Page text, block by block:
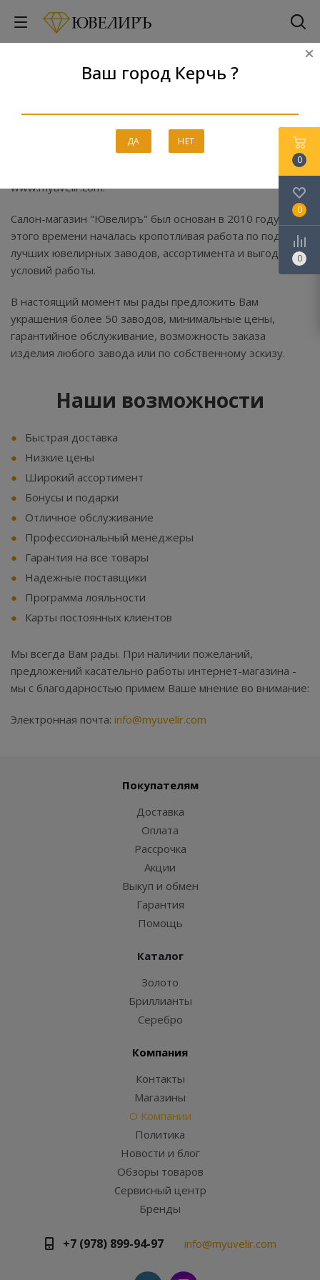
Ваш город Керчь ?
ДА НЕТ
О компании
Главная - О компании
www.myuvelir.com.
Салон-магазин "Ювелиръ" был основан в 2010 году и с
этого времени началась кропотливая работа по подбору
лучших ювелирных заводов, ассортимента и выгодных
условий работы.
В настоящий момент мы рады предложить Вам
украшения более 50 заводов, минимальные цены,
гарантийное обслуживание, возможность заказа
изделия любого завода или по собственному эскизу.
Наши возможности
Быстрая доставка
Низкие цены
Широкий ассортимент
Бонусы и подарки
Отличное обслуживание
Профессиональный менеджеры
Гарантия на все товары
Надежные поставщики
Программа лояльности
Карты постоянных клиентов
Мы всегда Вам рады. При наличии пожеланий,
предложений касательно работы интернет-магазина -
мы с благодарностью примем Ваше мнение во внимание:
Электронная почта: info@myuvelir.com
Покупателям
Доставка
Оплата
Рассрочка
Акции
Выкуп и обмен
Гарантия
Помощь
Каталог
Золото
Бриллианты
Серебро
Компания
Контакты
Магазины
О Компании
Политика
Новости и блог
Обзоры товаров
Сервисный центр
Бренды
+7 (978) 899-94-97 info@myuvelir.com
0
0
0